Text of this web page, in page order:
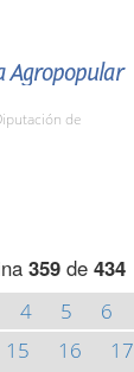
Agropopular
de
359de 434
4 5 6
15 16 17